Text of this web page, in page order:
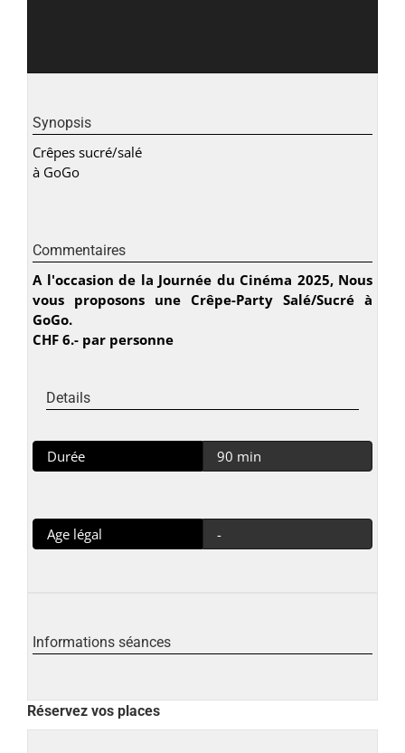
Synopsis
Crêpes sucré/salé
à GoGo
Commentaires
A l'occasion de la Journée du Cinéma 2025, Nous
vous proposons une Crêpe-Party Salé/Sucré à
GoGo.
CHF 6.- par personne
Details
Durée 90 min
Age légal -
Informations séances
Réservez vos places